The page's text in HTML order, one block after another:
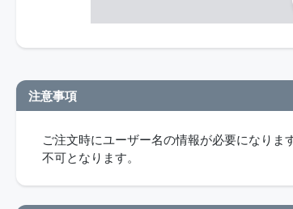
注意事項
ご注文時にユーザー名の情報が必要になりま
不可となります。